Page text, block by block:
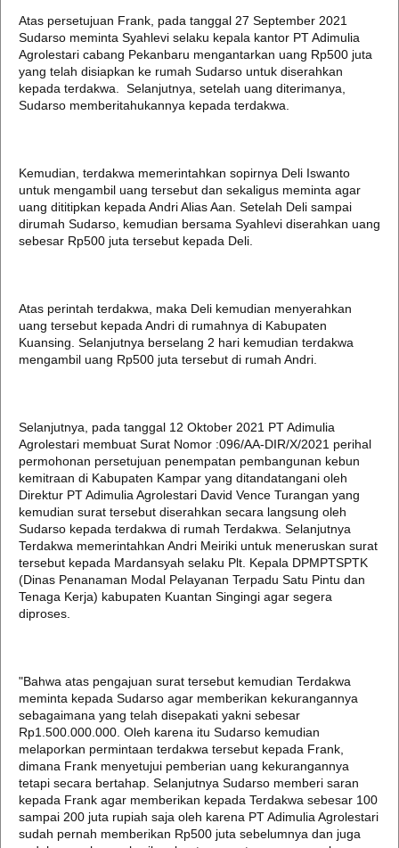
Atas persetujuan Frank, pada tanggal 27 September 2021
Sudarso meminta Syahlevi selaku kepala kantor PT Adimulia
Agrolestari cabang Pekanbaru mengantarkan uang Rp500 juta
yang telah disiapkan ke rumah Sudarso untuk diserahkan
kepada terdakwa. Selanjutnya, setelah uang diterimanya,
Sudarso memberitahukannya kepada terdakwa.
Kemudian, terdakwa memerintahkan sopirnya Deli Iswanto
untuk mengambil uang tersebut dan sekaligus meminta agar
uang dititipkan kepada Andri Alias Aan. Setelah Deli sampai
dirumah Sudarso, kemudian bersama Syahlevi diserahkan uang
sebesar Rp500 juta tersebut kepada Deli.
Atas perintah terdakwa, maka Deli kemudian menyerahkan
uang tersebut kepada Andri di rumahnya di Kabupaten
Kuansing. Selanjutnya berselang 2 hari kemudian terdakwa
mengambil uang Rp500 juta tersebut di rumah Andri.
Selanjutnya, pada tanggal 12 Oktober 2021 PT Adimulia
Agrolestari membuat Surat Nomor :096/AA-DIR/X/2021 perihal
permohonan persetujuan penempatan pembangunan kebun
kemitraan di Kabupaten Kampar yang ditandatangani oleh
Direktur PT Adimulia Agrolestari David Vence Turangan yang
kemudian surat tersebut diserahkan secara langsung oleh
Sudarso kepada terdakwa di rumah Terdakwa. Selanjutnya
Terdakwa memerintahkan Andri Meiriki untuk meneruskan surat
tersebut kepada Mardansyah selaku Plt. Kepala DPMPTSPTK
(Dinas Penanaman Modal Pelayanan Terpadu Satu Pintu dan
Tenaga Kerja) kabupaten Kuantan Singingi agar segera
diproses.
"Bahwa atas pengajuan surat tersebut kemudian Terdakwa
meminta kepada Sudarso agar memberikan kekurangannya
sebagaimana yang telah disepakati yakni sebesar
Rp1.500.000.000. Oleh karena itu Sudarso kemudian
melaporkan permintaan terdakwa tersebut kepada Frank,
dimana Frank menyetujui pemberian uang kekurangannya
tetapi secara bertahap. Selanjutnya Sudarso memberi saran
kepada Frank agar memberikan kepada Terdakwa sebesar 100
sampai 200 juta rupiah saja oleh karena PT Adimulia Agrolestari
sudah pernah memberikan Rp500 juta sebelumnya dan juga